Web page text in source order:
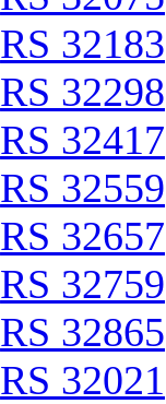
RS 32183
RS 32298
RS 32417
RS 32559
RS 32657
RS 32759
RS 32865
RS 32021